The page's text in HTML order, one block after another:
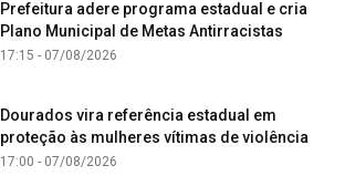
Prefeitura adere programa estadual e cria
Plano Municipal de Metas Antirracistas
17:15 - 07/08/2026
Dourados vira referência estadual em
proteção às mulheres vítimas de violência
17:00 - 07/08/2026